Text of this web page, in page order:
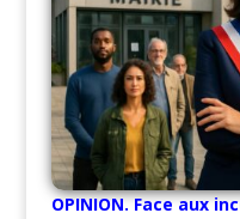
OPINION. Face aux